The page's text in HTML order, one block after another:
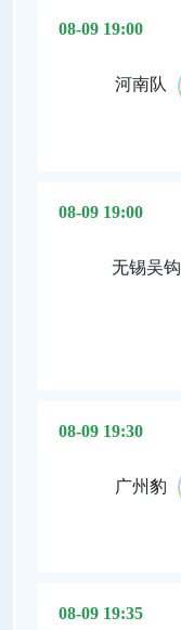
08-09 19:00
河南队
08-09 19:00
无锡吴钩
08-09 19:30
广州豹
08-09 19:35